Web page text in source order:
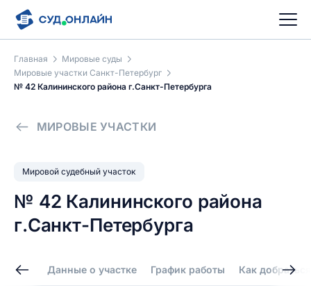
Главная
Мировые суды
Мировые участки Санкт-Петербург
№ 42 Калининского района г.Санкт-Петербурга
МИРОВЫЕ УЧАСТКИ
Мировой судебный участок
№ 42 Калининского района
г.Санкт-Петербурга
Данные о участке График работы Как добраться